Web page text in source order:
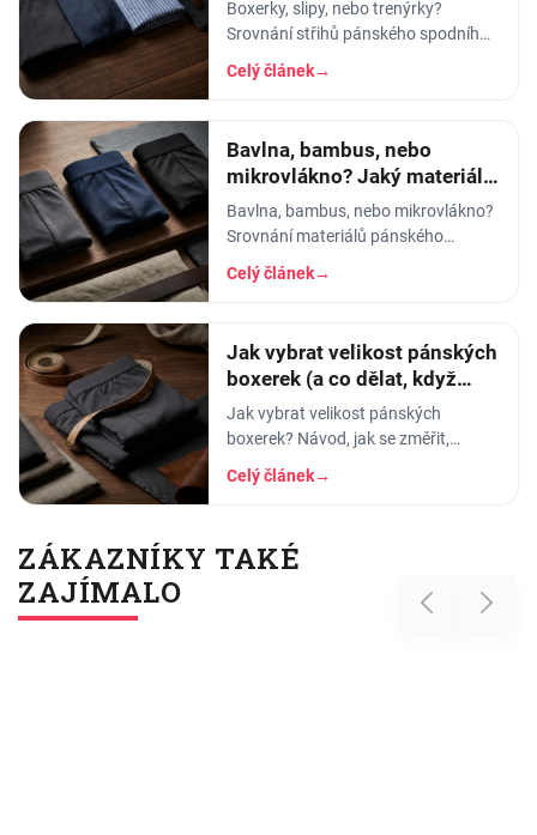
Boxerky, slipy, nebo trenýrky?
Srovnání střihů pánského spodního
prádla - pohodlí, opora, pod jaké
kalhoty a na jakou příležitost se
Celý článek→
Bavlna, bambus, nebo
mikrovlákno? Jaký materiál
pánského prádla vybrat
Bavlna, bambus, nebo mikrovlákno?
Srovnání materiálů pánského
spodního prádla - prodyšnost,
savost, trvanlivost a pro koho se
Celý článek→
Jak vybrat velikost pánských
boxerek (a co dělat, když
tlačí)
Jak vybrat velikost pánských
boxerek? Návod, jak se změřit,
orientační tabulka velikostí a tipy, co
dělat, když boxerky tlačí nebo se
Celý článek→
ZÁKAZNÍKY TAKÉ
ZAJÍMALO
Previous Next